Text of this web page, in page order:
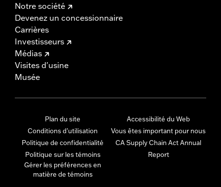
Notre société
Devenez un concessionnaire
Carrières
Investisseurs
Médias
Visites d'usine
Musée
Plan du site
Conditions d'utilisation
Politique de confidentialité
Politique sur les témoins
Gérer les préférences en
matière de témoins
Accessibilité du Web
Vous êtes important pour nous
CA Supply Chain Act Annual
Report